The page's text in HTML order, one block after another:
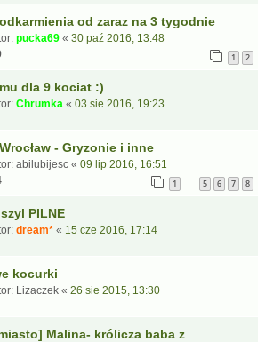
od zaraz na 3 tygodnie
pucka69 « 30 paź 2016, 13:48
1 2
dla 9 kociat :)
Chrumka « 03 sie 2016, 19:23
- Gryzonie i inne
abilubijesc « 09 lip 2016, 16:51
1 5 6 7 8
PILNE
dream* « 15 cze 2016, 17:14
kocurki
Lizaczek « 26 sie 2015, 13:30
Malina- królicza baba z